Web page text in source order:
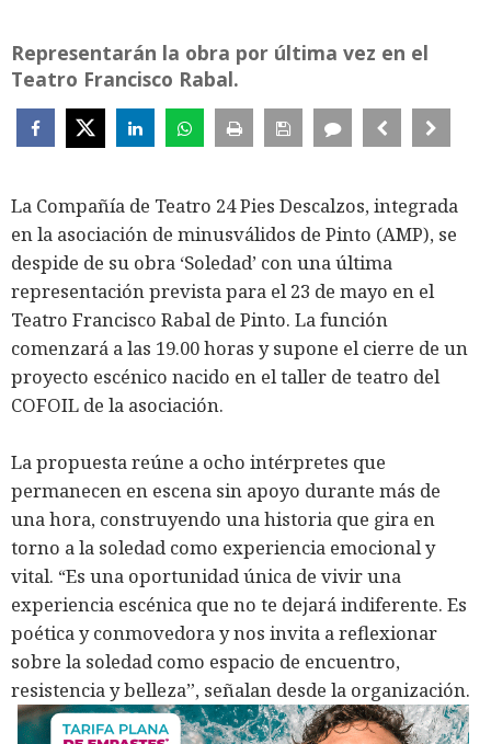
Representarán la obra por última vez en el
Teatro Francisco Rabal.
La Compañía de Teatro 24 Pies Descalzos, integrada
en la asociación de minusválidos de Pinto (AMP), se
despide de su obra ‘Soledad’ con una última
representación prevista para el 23 de mayo en el
Teatro Francisco Rabal de Pinto. La función
comenzará a las 19.00 horas y supone el cierre de un
proyecto escénico nacido en el taller de teatro del
COFOIL de la asociación.
La propuesta reúne a ocho intérpretes que
permanecen en escena sin apoyo durante más de
una hora, construyendo una historia que gira en
torno a la soledad como experiencia emocional y
vital. “Es una oportunidad única de vivir una
experiencia escénica que no te dejará indiferente. Es
poética y conmovedora y nos invita a reflexionar
sobre la soledad como espacio de encuentro,
resistencia y belleza”, señalan desde la organización.